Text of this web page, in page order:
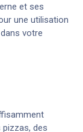
et ses
une utilisation
votre
des